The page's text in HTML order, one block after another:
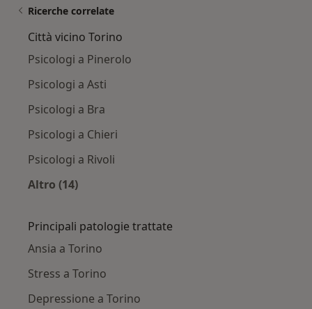
Ricerche correlate
Città vicino Torino
Psicologi a Pinerolo
Psicologi a Asti
Psicologi a Bra
Psicologi a Chieri
Psicologi a Rivoli
Altro (14)
Principali patologie trattate
Ansia a Torino
Stress a Torino
Depressione a Torino